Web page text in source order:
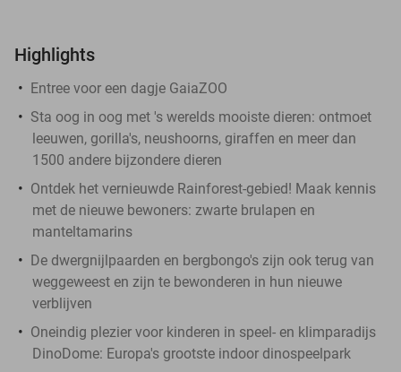
Highlights
Entree voor een dagje GaiaZOO
Sta oog in oog met 's werelds mooiste dieren: ontmoet
leeuwen, gorilla's, neushoorns, giraffen en meer dan
1500 andere bijzondere dieren
Ontdek het vernieuwde Rainforest-gebied! Maak kennis
met de nieuwe bewoners: zwarte brulapen en
manteltamarins
De dwergnijlpaarden en bergbongo's zijn ook terug van
weggeweest en zijn te bewonderen in hun nieuwe
verblijven
Oneindig plezier voor kinderen in speel- en klimparadijs
DinoDome: Europa's grootste indoor dinospeelpark